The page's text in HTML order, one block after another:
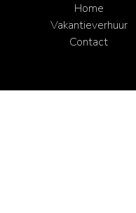
Home
Vakantieverhuur
Contact